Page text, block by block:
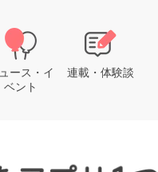
ース・イ
ベント
連載・体験談